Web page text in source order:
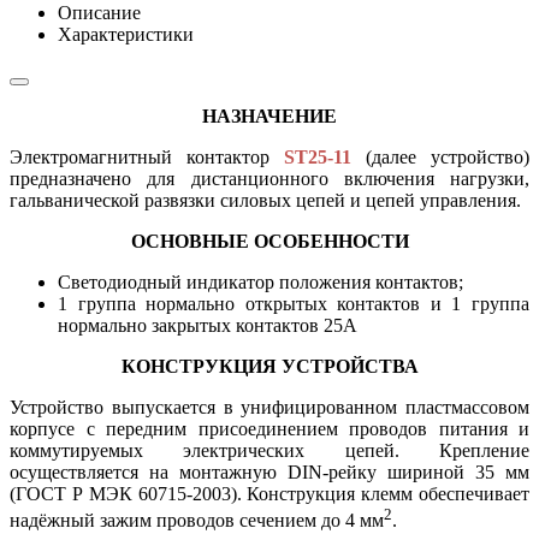
Описание
Характеристики
НАЗНАЧЕНИЕ
Электромагнитный контактор ST25-11 (далее устройство)
предназначено для дистанционного включения нагрузки,
гальванической развязки силовых цепей и цепей управления.
ОСНОВНЫЕ ОСОБЕННОСТИ
Светодиодный индикатор положения контактов;
1 группа нормально открытых контактов и 1 группа
нормально закрытых контактов 25А
КОНСТРУКЦИЯ УСТРОЙСТВА
Устройство выпускается в унифицированном пластмассовом
корпусе с передним присоединением проводов питания и
коммутируемых электрических цепей. Крепление
осуществляется на монтажную DIN-рейку шириной 35 мм
(ГОСТ Р МЭК 60715-2003). Конструкция клемм обеспечивает
надёжный зажим проводов сечением до 4 мм2.